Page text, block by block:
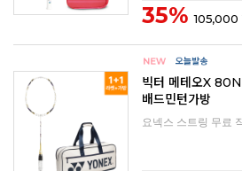
35% 105,000
빅터 메테오X
배드민턴가방
요넥스 스트링 무료